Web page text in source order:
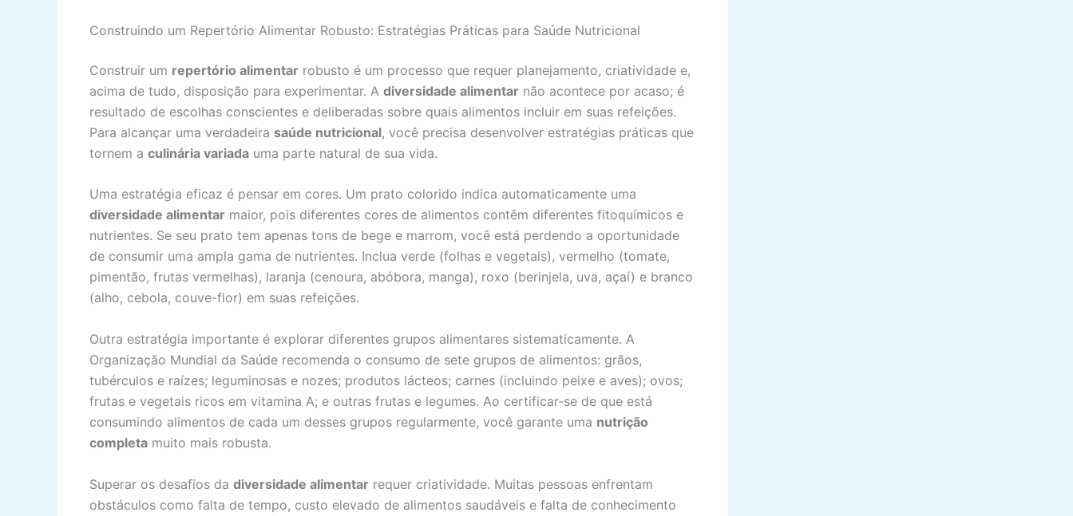
Construindo um Repertório Alimentar Robusto: Estratégias Práticas para Saúde Nutricional
Construir um repertório alimentar robusto é um processo que requer planejamento, criatividade e,
acima de tudo, disposição para experimentar. A diversidade alimentar não acontece por acaso; é
resultado de escolhas conscientes e deliberadas sobre quais alimentos incluir em suas refeições.
Para alcançar uma verdadeira saúde nutricional, você precisa desenvolver estratégias práticas que
tornem a culinária variada uma parte natural de sua vida.
Uma estratégia eficaz é pensar em cores. Um prato colorido indica automaticamente uma
diversidade alimentar maior, pois diferentes cores de alimentos contêm diferentes fitoquímicos e
nutrientes. Se seu prato tem apenas tons de bege e marrom, você está perdendo a oportunidade
de consumir uma ampla gama de nutrientes. Inclua verde (folhas e vegetais), vermelho (tomate,
pimentão, frutas vermelhas), laranja (cenoura, abóbora, manga), roxo (berinjela, uva, açaí) e branco
(alho, cebola, couve-flor) em suas refeições.
Outra estratégia importante é explorar diferentes grupos alimentares sistematicamente. A
Organização Mundial da Saúde recomenda o consumo de sete grupos de alimentos: grãos,
tubérculos e raízes; leguminosas e nozes; produtos lácteos; carnes (incluindo peixe e aves); ovos;
frutas e vegetais ricos em vitamina A; e outras frutas e legumes. Ao certificar-se de que está
consumindo alimentos de cada um desses grupos regularmente, você garante uma nutrição
completa muito mais robusta.
Superar os desafios da diversidade alimentar requer criatividade. Muitas pessoas enfrentam
obstáculos como falta de tempo, custo elevado de alimentos saudáveis e falta de conhecimento